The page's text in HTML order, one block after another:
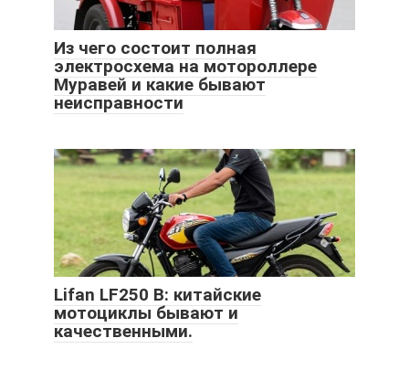
Из чего состоит полная
электросхема на мотороллере
Муравей и какие бывают
неисправности
Lifan LF250 B: китайские
мотоциклы бывают и
качественными.